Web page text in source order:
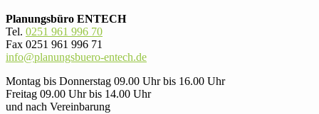
Planungsbüro ENTECH
Tel. 0251 961 996 70
Fax 0251 961 996 71
info@planungsbuero-entech.de
Montag bis Donnerstag 09.00 Uhr bis 16.00 Uhr
Freitag 09.00 Uhr bis 14.00 Uhr
und nach Vereinbarung